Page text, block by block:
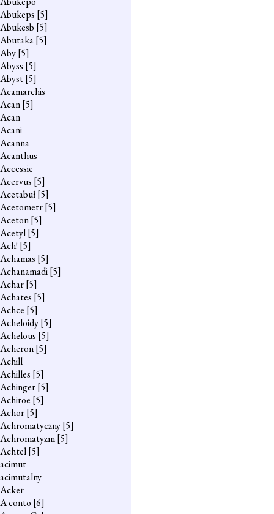
Abukeps [5]
Abukesb [5]
Abutaka[5]
Aby[5]
Abyss [5]
Abyst[5]
Acamarchis
Acan[5]
Acan
Acani
Acanna
Acanthus
Accessie
Acervus [5]
Acetabuł[5]
Acetometr[5]
Aceton[5]
Acetyl[5]
Ach! [5]
Achamas [5]
Achanamadi[5]
Achar[5]
Achates [5]
Achce [5]
Acheloidy[5]
Achelous [5]
Acheron[5]
Achill
Achilles [5]
Achinger[5]
Achiroe [5]
Achor[5]
Achromatyczny[5]
Achromatyzm[5]
Achtel[5]
acimut
acimutalny
Acker
A conto [6]